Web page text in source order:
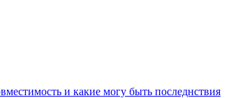
и какие могу быть последнствия